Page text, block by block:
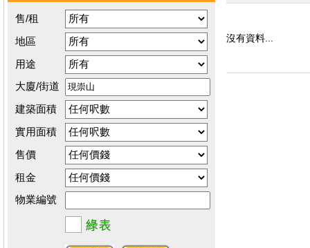
售/租
地區
用途
大廈/街道
建築面積
實用面積
售價
租金
物業編號
沒有資料...